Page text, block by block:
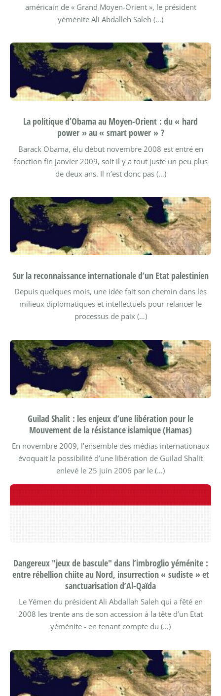
américain de « Grand Moyen-Orient », le président
yéménite Ali Abdalleh Saleh (…)
La politique d’Obama au Moyen-Orient : du « hard
power » au « smart power » ?
Barack Obama, élu début novembre 2008 est entré en
fonction fin janvier 2009, soit il y a tout juste un peu plus
de deux ans. Il n’est donc pas (…)
Sur la reconnaissance internationale d’un Etat palestinien
Depuis quelques mois, une idée fait son chemin dans les
milieux diplomatiques et intellectuels pour relancer le
processus de paix (…)
Guilad Shalit : les enjeux d’une libération pour le
Mouvement de la résistance islamique (Hamas)
En novembre 2009, l’ensemble des médias internationaux
évoquait la possibilité d’une libération de Guilad Shalit
enlevé le 25 juin 2006 par le (…)
Dangereux "jeux de bascule" dans l’imbroglio yéménite :
entre rébellion chiite au Nord, insurrection « sudiste » et
sanctuarisation d’Al-Qaïda
Le Yémen du président Ali Abdallah Saleh qui a fêté en
2008 les trente ans de son accession à la tête d’un Etat
yéménite - en tenant compte du (…)